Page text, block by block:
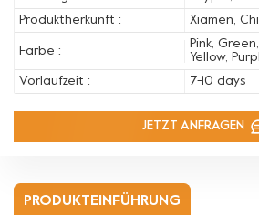
Produktherkunft :
Xiamen,
Farbe :
Pink,
Yellow,
Vorlaufzeit :
7-10 days
JETZT ANFRAGEN
PRODUKTEINFÜHRUNG